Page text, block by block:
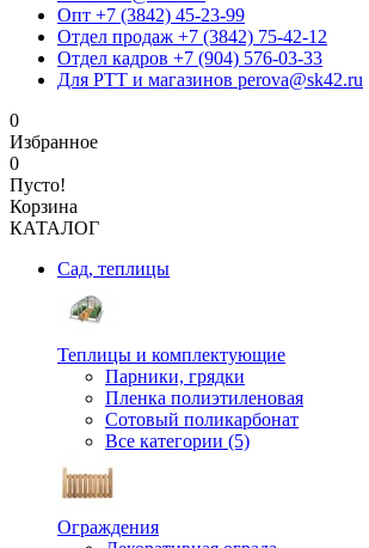
Опт +7 (3842) 45-23-99
Отдел продаж +7 (3842) 75-42-12
Отдел кадров +7 (904) 576-03-33
Для РТТ и магазинов perova@sk42.ru
0
Избранное
0
Пусто!
Корзина
КАТАЛОГ
Сад, теплицы
Теплицы и комплектующие
Парники, грядки
Пленка полиэтиленовая
Сотовый поликарбонат
Все категории (5)
Ограждения